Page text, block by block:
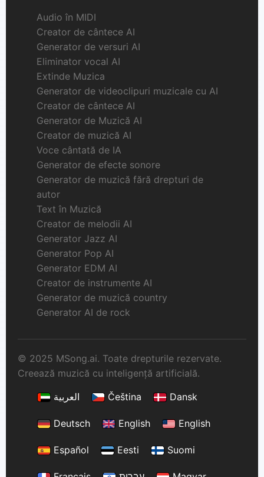
Audio în MIDI
Creator de cântece AI
Generator de versuri AI
Eliminator vocal AI
Extinde Muzica
Generator de videoclipuri muzicale cu AI
Creator de cântece AI
Generator de Muzică AI
Creator de muzică AI
Voce cântată de IA
Generator de efecte sonore
Generator de muzică fără drepturi de
autor
Text în Muzică
Creator de melodii AI
Generator Jazz AI
Generator Pop AI
Generator EDM AI
Creator de instrumente AI
Generator de muzică country
Generator AI de rock
© 2025 MSong.ai. Toate drepturile rezervate.
Creează muzică cu inteligență artificială.
العربية
Čeština Dansk
Deutsch English English
Español Eesti Suomi